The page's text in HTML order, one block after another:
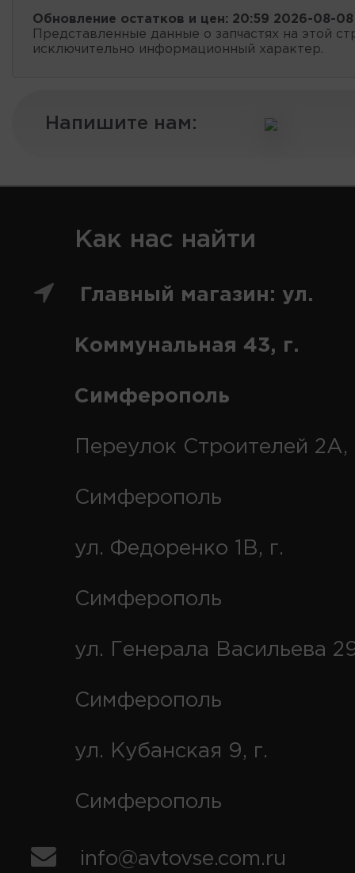
Обновление остатков и цен: 20:59 2026-08-08
Представленные данные о запчастях на этой
исключительно информационный характер.
Напишите нам:
Как нас найти
Главный магазин: ул.
Коммунальная 43, г.
Симферополь
Переулок Строителей 2А,
Симферополь
ул. Федоренко 1В, г.
Симферополь
ул. Генерала Васильева
Симферополь
ул. Кубанская 9, г.
Симферополь
info@avtovse.com.ru